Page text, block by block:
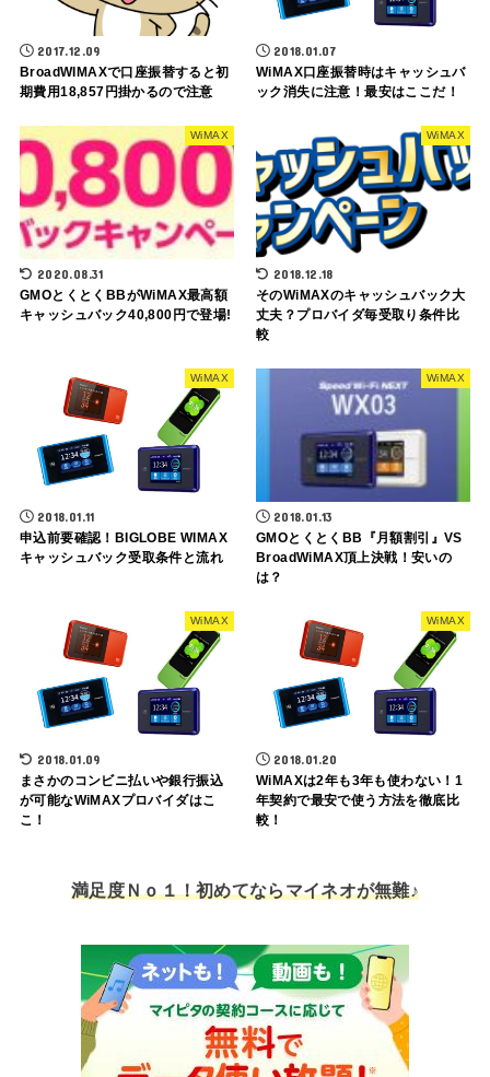
2017.12.09
BroadWIMAXで口座振替すると初
期費用18,857円掛かるので注意
2018.01.07
WiMAX口座振替時はキャッシュバ
ック消失に注意！最安はここだ！
WiMAX
2020.08.31
GMOとくとくBBがWiMAX最高額
キャッシュバック40,800円で登場!
WiMAX
2018.12.18
そのWiMAXのキャッシュバック大
丈夫？プロバイダ毎受取り条件比
較
WiMAX
2018.01.11
申込前要確認！BIGLOBE WIMAX
キャッシュバック受取条件と流れ
WiMAX
2018.01.13
GMOとくとくBB『月額割引』VS
BroadWiMAX頂上決戦！安いの
は？
WiMAX
2018.01.09
まさかのコンビニ払いや銀行振込
が可能なWiMAXプロバイダはこ
こ！
WiMAX
2018.01.20
WiMAXは2年も3年も使わない！1
年契約で最安で使う方法を徹底比
較！
満足度Ｎｏ１！初めてならマイネオが無難♪